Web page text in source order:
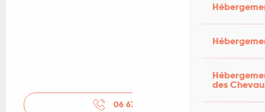
des
06 67 62 81